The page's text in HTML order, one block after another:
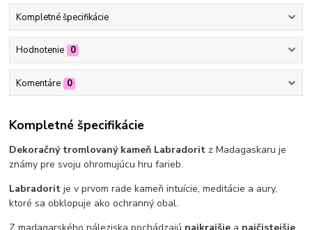
Kompletné špecifikácie
Hodnotenie 0
Komentáre 0
Kompletné špecifikácie
Dekoračný tromlovaný kameň Labradorit z Madagaskaru je
známy pre svoju ohromujúcu hru farieb.
Labradoritje v prvom rade kameň intuície, meditácie a aury,
ktoré sa obklopuje ako ochranný obal.